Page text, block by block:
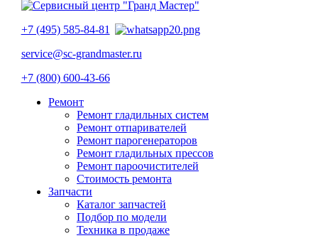
+7 (495) 585-84-81
service@sc-grandmaster.ru
+7 (800) 600-43-66
Ремонт
Ремонт гладильных систем
Ремонт отпаривателей
Ремонт парогенераторов
Ремонт гладильных прессов
Ремонт пароочистителей
Стоимость ремонта
Запчасти
Каталог запчастей
Подбор по модели
Техника в продаже